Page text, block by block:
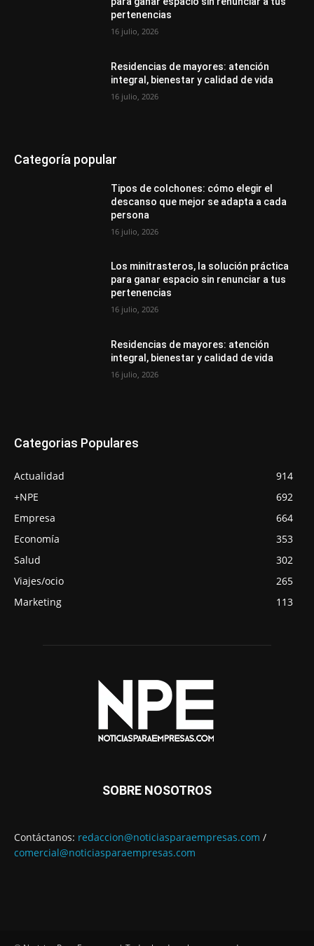
pertenencias
16 julio, 2026
Residencias de mayores: atención
integral, bienestar y calidad de vida
16 julio, 2026
Categoría popular
Tipos de colchones: cómo elegir el
descanso que mejor se adapta a cada
persona
16 julio, 2026
Los minitrasteros, la solución práctica
para ganar espacio sin renunciar a tus
pertenencias
16 julio, 2026
Residencias de mayores: atención
integral, bienestar y calidad de vida
16 julio, 2026
Categorias Populares
Actualidad
914
+NPE
692
Empresa
664
Economía
353
Salud
302
Viajes/ocio
265
Marketing
113
SOBRE NOSOTROS
Contáctanos: redaccion@noticiasparaempresas.com /
comercial@noticiasparaempresas.com